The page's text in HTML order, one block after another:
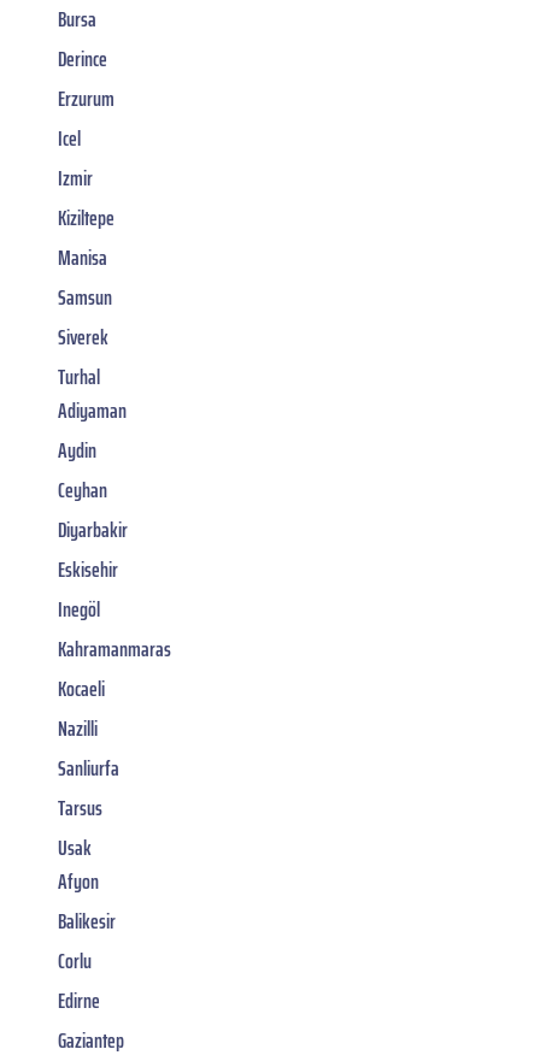
Bursa
Derince
Erzurum
Icel
Izmir
Kiziltepe
Manisa
Samsun
Siverek
Turhal
Adiyaman
Aydin
Ceyhan
Diyarbakir
Eskisehir
Inegöl
Kahramanmaras
Kocaeli
Nazilli
Sanliurfa
Tarsus
Usak
Afyon
Balikesir
Corlu
Edirne
Gaziantep